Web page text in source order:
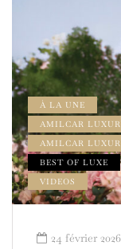
À LA UNE
AMILCAR
AMILCAR
BEST OF LUXE
VIDEOS
24 février 2026